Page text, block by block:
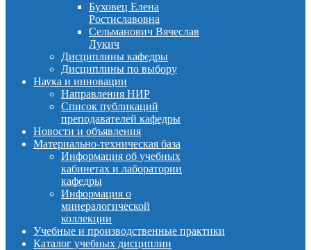
Буховец Елена
Ростиславовна
Сельманович Вячеслав
Лукич
Дисциплины кафедры
Дисциплины по выбору
Наука и инновации
Направления НИР
Список публикаций
преподавателей кафедры
Новости и объявления
Материально-техническая база
Информация об учебных
кабинетах и лаборатории
кафедры
Информация о
минералогической
коллекции
Учебные и производственные практики
Каталог учебных дисциплин